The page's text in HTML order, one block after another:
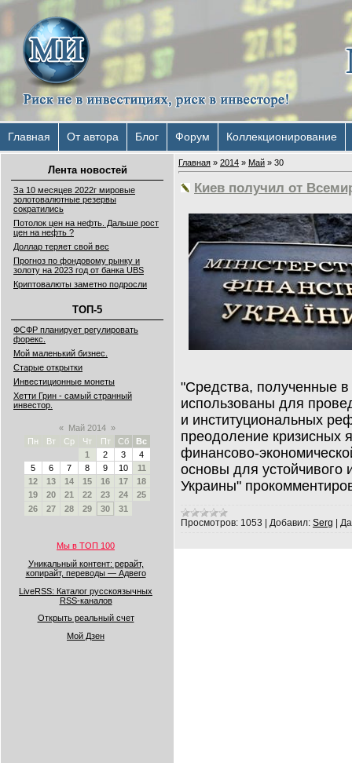
Главная От автора Блог Форум Коллекционирование
Лента новостей
За 10 месяцев 2022г мировые
золотовалютные резервы
сократились
Потолок цен на нефть. Дальше рост
цен на нефть ?
Доллар теряет свой вес
Прогноз по фондовому рынку и
золоту на 2023 год от банка UBS
Криптовалюты заметно подросли
ТОП-5
ФСФР планирует регулировать
форекс.
Мой маленький бизнес.
Старые открытки
Инвестиционные монеты
Хетти Грин - самый странный
инвестор.
« Май 2014 »
Пн
Вт Ср Чт Пт Сб
Вс
1
2 3
4
5
6 7 8 9 10
11
12
13 14 15 16 17
18
19
20 21 22 23 24
25
26
27 28 29 30 31
Мы в ТОП 100
Уникальный контент: рерайт,
копирайт, переводы — Адвего
LiveRSS: Каталог русскоязычных
RSS-каналов
Открыть реальный счет
Мой Дзен
Главная » 2014 » Май » 30
Киев получил от
"Средства, полученные в
использованы для
и институциональных
преодоление кризисных
финансово-
основы для устойчивого
Украины"
Просмотров: 1053 | Добавил: Serg |